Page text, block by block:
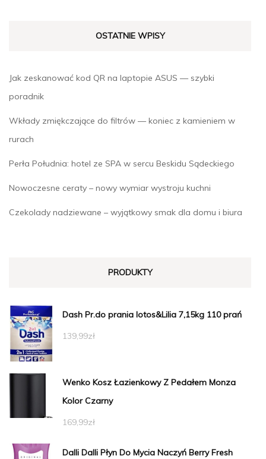
OSTATNIE WPISY
Jak zeskanować kod QR na laptopie ASUS — szybki
poradnik
Wkłady zmiękczające do filtrów — koniec z kamieniem w
rurach
Perła Południa: hotel ze SPA w sercu Beskidu Sądeckiego
Nowoczesne ceraty – nowy wymiar wystroju kuchni
Czekolady nadziewane – wyjątkowy smak dla domu i biura
PRODUKTY
Dash Pr.do prania lotos&Lilia 7,15kg 110 prań
139,99zł
Wenko Kosz Łazienkowy Z Pedałem Monza
Kolor Czarny
169,99zł
Dalli Dalli Płyn Do Mycia Naczyń Berry Fresh